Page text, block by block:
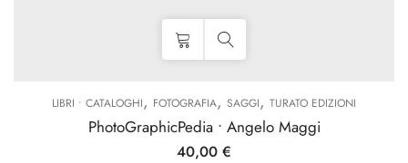
LIBRI • CATALOGHI, FOTOGRAFIA, SAGGI, TURATO EDIZIONI
PhotoGraphicPedia • Angelo Maggi
40,00 €